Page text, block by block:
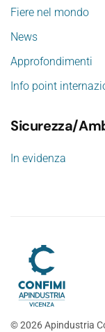
Fiere nel mondo
News
Approfondimenti
Info point
Sicurezza/
In evidenza
©2026Apindustria